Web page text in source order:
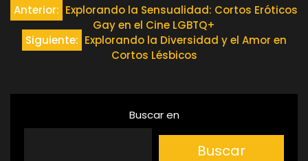
Navegación
de
Anterior: Explorando la Sensualidad: Cortos Eróticos
Gay en el Cine LGBTQ+
Siguiente: Explorando la Diversidad y el Amor en
Cortos Lésbicos
Buscar en
Buscar